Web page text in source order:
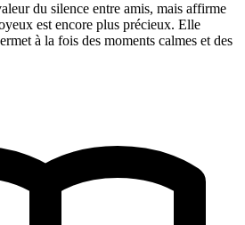
du silence entre amis, mais affirme
est encore plus précieux. Elle
à la fois des moments calmes et des